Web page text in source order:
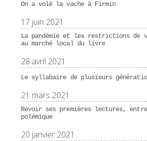
On a volé la vache à Firmin
17 juin 2021
La pandémie et les restrictions de
au marché local du livre
28 avril 2021
Le syllabaire de plusieurs
21 mars 2021
Revoir ses premières lectures,
polémique
20 janvier 2021